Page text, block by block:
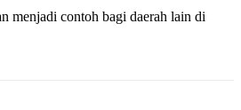
menjadi contoh bagi daerah lain di